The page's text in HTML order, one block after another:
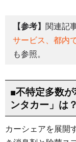
【参考】 関連記
サービス、都内
も参照。
■不特定多数
ンタカー」は？
カーシェアを展開